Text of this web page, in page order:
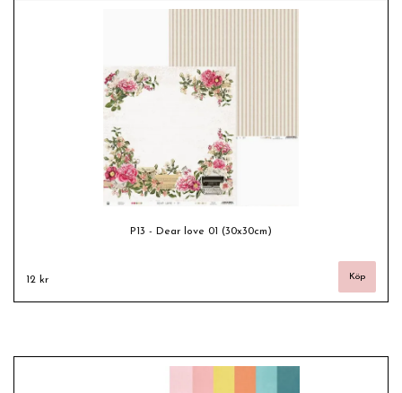
P13 - Dear love 01 (30x30cm)
12 kr